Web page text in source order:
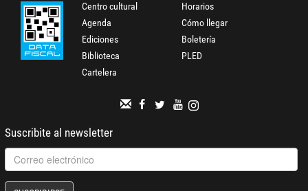
Centro cultural
Agenda
Ediciones
Biblioteca
Cartelera
Horarios
Cómo llegar
Boletería
PLED
Suscribite al newsletter